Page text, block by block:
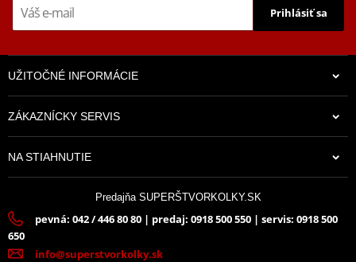
Prihlásiť sa
UŽITOČNÉ INFORMÁCIE
ZÁKAZNÍCKY SERVIS
NA STIAHNUTIE
Predajňa SUPERŠTVORKOLKY.SK
pevná: 042 / 446 80 80 | predaj: 0918 500 550 | servis: 0918 500
650
info@superstvorkolky.sk